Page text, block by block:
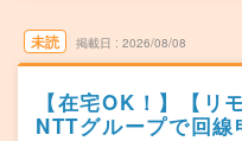
未読 掲載日 2026/08/08
【在宅OK！】【リ
NTTグループで回線